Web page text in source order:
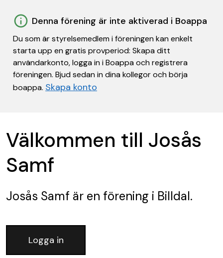
Denna förening är inte aktiverad i Boappa
Du som är styrelsemedlem i föreningen kan enkelt
starta upp en gratis provperiod: Skapa ditt
användarkonto, logga in i Boappa och registrera
föreningen. Bjud sedan in dina kollegor och börja
boappa. Skapa konto
Välkommen till Josås
Samf
Josås Samf är en förening i Billdal.
Logga in